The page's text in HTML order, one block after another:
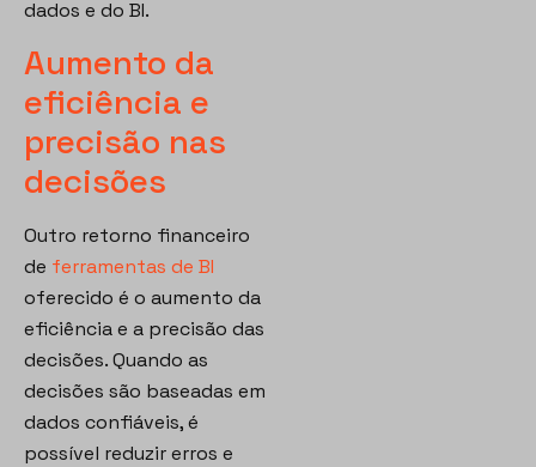
dados e do BI.
Aumento da
eficiência e
precisão nas
decisões
Outro retorno financeiro
de ferramentas de BI
oferecido é o aumento da
eficiência e a precisão das
decisões. Quando as
decisões são baseadas em
dados confiáveis, é
possível reduzir erros e